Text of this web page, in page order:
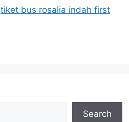
tiket bus rosalia indah first
Search